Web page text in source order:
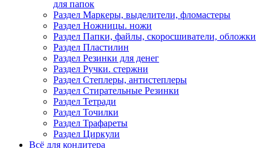
для папок
Раздел Маркеры, выделители, фломастеры
Раздел Ножницы. ножи
Раздел Папки, файлы, скоросшиватели, обложки
Раздел Пластилин
Раздел Резинки для денег
Раздел Ручки. стержни
Раздел Степлеры, антистеплеры
Раздел Стирательные Резинки
Раздел Тетради
Раздел Точилки
Раздел Трафареты
Раздел Циркули
Всё для кондитера